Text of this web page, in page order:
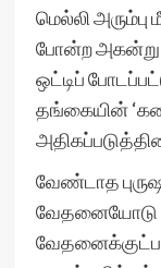
மெல்லி
போன்ற அகன்று
ஒட்டிப்
தங்கையின்
வேண்டாத
வேதனையோடு